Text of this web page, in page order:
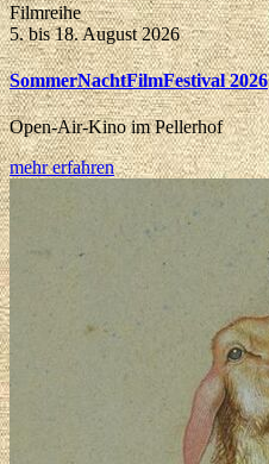
Filmreihe
5. bis 18. August 2026
SommerNachtFilmFestival 2026
Open-Air-Kino im Pellerhof
mehr erfahren